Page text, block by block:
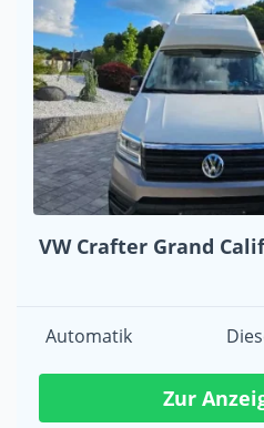
VW Crafter Grand
Automatik
Zur